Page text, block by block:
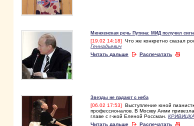
Мюнхенская речь Путина: МИД получил
[19.02 14:18] Что же конкретно сказал
Геннадьевич
Читать дальше
Распечатать
Звезды не падают с неба
[06.02 17:53] Выступление юной
профессионалов. В Москву Аими
главе с г-жой Еленой Россман.
Читать дальше
Распечатать